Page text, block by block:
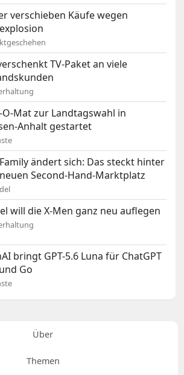
verschieben Käufe wegen
TV-Paket an viele
O-Mat zur Landtagswahl in
Anhalt gestartet
ändert sich: Das steckt hinter
Second-Hand-Marktplatz
will die X-Men ganz neu auflegen
bringt GPT-5.6 Luna für ChatGPT
Go
Über
Themen